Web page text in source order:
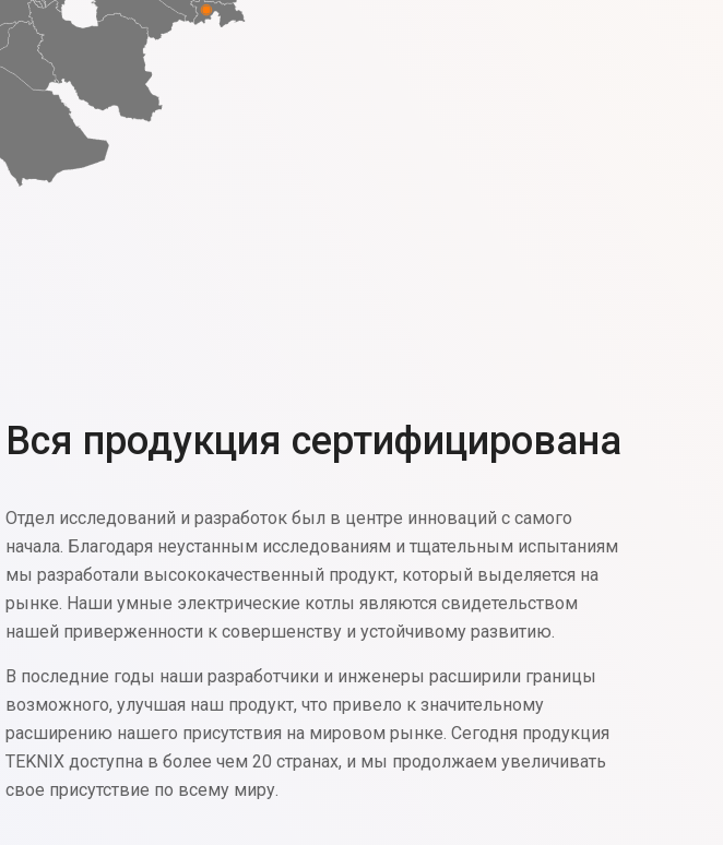
Вся продукция сертифицирована
Отдел исследований и разработок был в центре инноваций с самого
начала. Благодаря неустанным исследованиям и тщательным испытаниям
мы разработали высококачественный продукт, который выделяется на
рынке. Наши умные электрические котлы являются свидетельством
нашей приверженности к совершенству и устойчивому развитию.
В последние годы наши разработчики и инженеры расширили границы
возможного, улучшая наш продукт, что привело к значительному
расширению нашего присутствия на мировом рынке. Сегодня продукция
TEKNIX доступна в более чем 20 странах, и мы продолжаем увеличивать
свое присутствие по всему миру.